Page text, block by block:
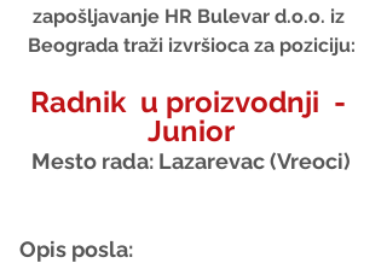
zapošljavanje HR Bulevar d.o.o. iz
Beograda traži izvršioca za poziciju:
Radnik  u proizvodnji  -
Junior
Mesto rada: Lazarevac (Vreoci)
Opis posla: